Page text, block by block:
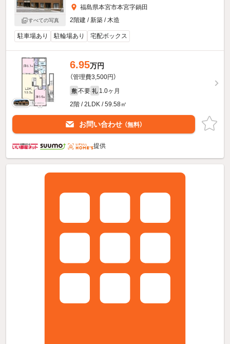
すべての写真
福島県本宮市本宮字鍋田
2階建 / 新築 / 木造
駐車場あり 駐輪場あり 宅配ボックス
6.95万円
（管理費3,500円）
敷 不要 礼 1.0ヶ月
2階 / 2LDK / 59.58㎡
お問い合わせ （無料）
提供